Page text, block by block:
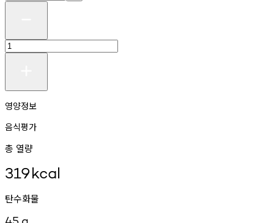
영양정보
음식평가
총 열량
319kcal
탄수화물